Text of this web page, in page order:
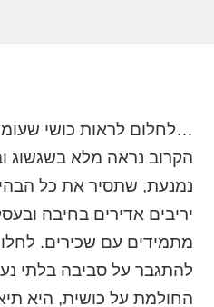
…לחלום לראות כושי
הקרוב נראה מלא בשגשוג
נמנעת, שתסיר את כל
יריבים אדירים בחיבה
מתמידים עם שכירים.
להתגבר על סביבה בלתי
החולמת על כושית, היא